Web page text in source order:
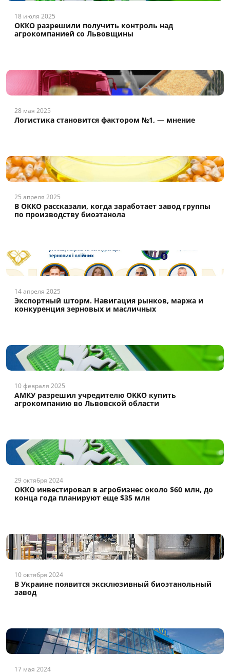
18 июля 2025
ОККО разрешили получить контроль над
агрокомпанией со Львовщины
28 мая 2025
Логистика становится фактором №1, — мнение
25 апреля 2025
В ОККО рассказали, когда заработает завод группы
по производству биоэтанола
14 апреля 2025
Экспортный шторм. Навигация рынков, маржа и
конкуренция зерновых и масличных
10 февраля 2025
АМКУ разрешил учредителю OKKO купить
агрокомпанию во Львовской области
29 октября 2024
ОККО инвестировал в агробизнес около $60 млн, до
конца года планируют еще $35 млн
10 октября 2024
В Украине появится эксклюзивный биоэтанольный
завод
17 мая 2024